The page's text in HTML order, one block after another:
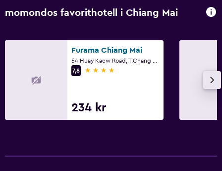
momondos favorithotell i Chiang Mai
Furama Chiang Mai
7,8
4 stjärnor
234 kr